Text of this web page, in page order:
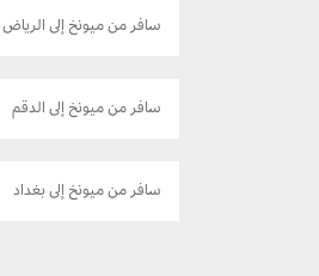
سافر من ميونخ إلى الرياض
سافر من ميونخ إلى الدقم
سافر من ميونخ إلى بغداد